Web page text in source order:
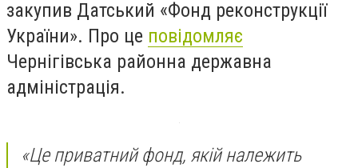
закупив Датський «Фонд реконструкції
України». Про це повідомляє
Чернігівська районна державна
адміністрація.
«Це приватний фонд, якій належить